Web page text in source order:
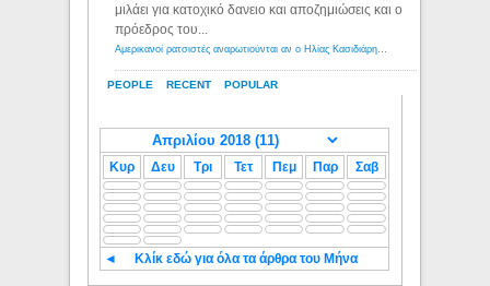
PEOPLE RECENT POPULAR
μιλάει για κατοχικό δανειο και αποζημιώσεις και ο
πρόεδρος του...
Κυρ Δευ Τρι Τετ Πεμ Παρ Σαβ
◄ Κλίκ εδώ για όλα τα άρθρα του Μήνα